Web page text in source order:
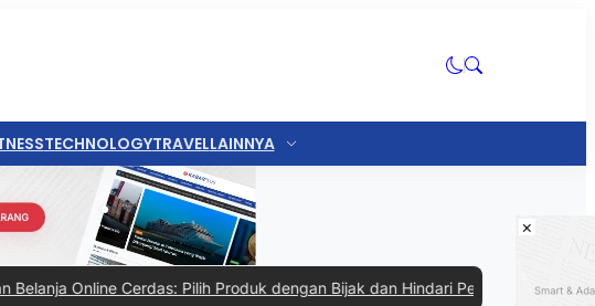
TECHNOLOGYTRAVELLAINNYA
Cerdas: Pilih Produk dengan Bijak dan Hindari Penipuan|#4 -Padel, Olahraga
×